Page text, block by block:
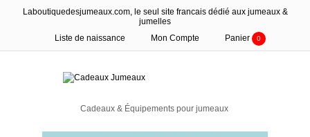
Laboutiquedesjumeaux.com, le seul site francais dédié aux jumeaux &
jumelles
Liste de naissance
Mon Compte Panier 0
Cadeaux & Équipements pour jumeaux